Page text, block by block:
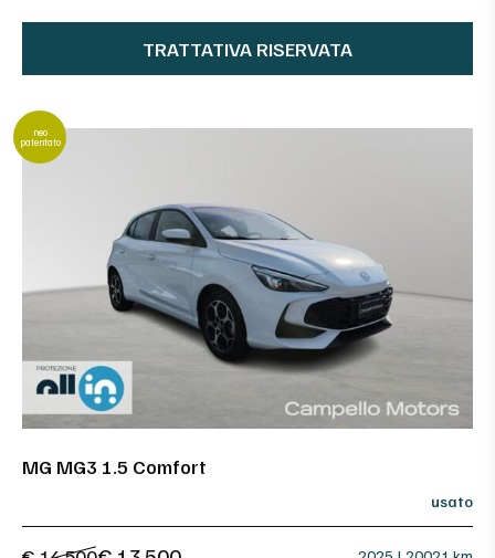
TRATTATIVA RISERVATA
MG MG3 1.5 Comfort
usato
neo
patentato